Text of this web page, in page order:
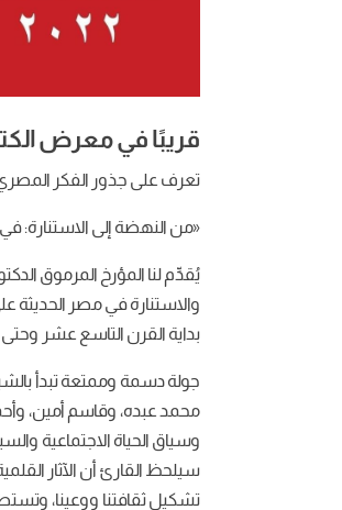
قريبًا في معرض
تعرف على جذور الفكر
«من النهضة إلى الاستنارة:
يُقدِّم لنا المؤرخ المرموق
والاستنارة في مصر الحديثة
بداية القرن التاسع عشر
جولة دسمة وممتعة تبدأ
محمد عبده، وقاسم أمين،
وسياق الحياة الاجتماعية
سيلحظ القارئ أن الآثار
تشكيل ثقافتنا ووعينا،